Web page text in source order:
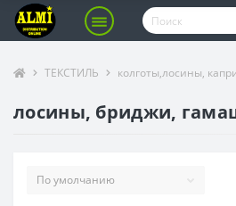
ТЕКСТИЛЬ колготы,лосины,
лосины, бриджи,